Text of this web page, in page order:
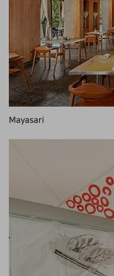
Mayasari